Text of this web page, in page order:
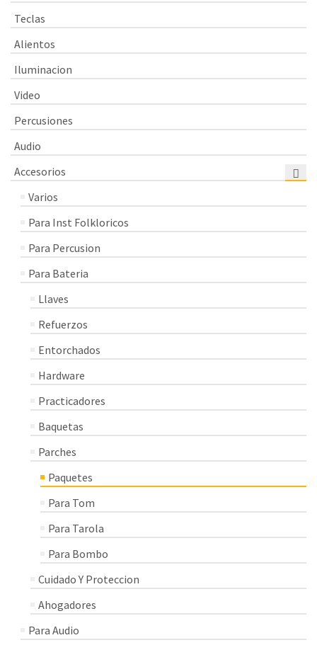
Teclas
Alientos
Iluminacion
Video
Percusiones
Audio
Accesorios
Varios
Para Inst Folkloricos
Para Percusion
Para Bateria
Llaves
Refuerzos
Entorchados
Hardware
Practicadores
Baquetas
Parches
Paquetes
Para Tom
Para Tarola
Para Bombo
Cuidado Y Proteccion
Ahogadores
Para Audio